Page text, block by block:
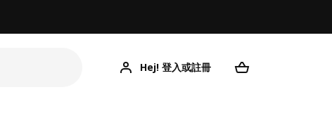
Hej! 登入或註冊